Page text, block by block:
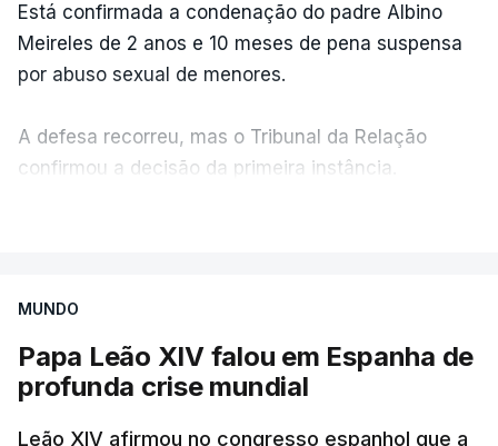
Está confirmada a condenação do padre Albino
Meireles de 2 anos e 10 meses de pena suspensa
por abuso sexual de menores.
A defesa recorreu, mas o Tribunal da Relação
confirmou a decisão da primeira instância.
Até agora a hierarquia da igreja dizia esperar o
resultado da justiça civil para atuar
MUNDO
Papa Leão XIV falou em Espanha de
profunda crise mundial
Leão XIV afirmou no congresso espanhol que a